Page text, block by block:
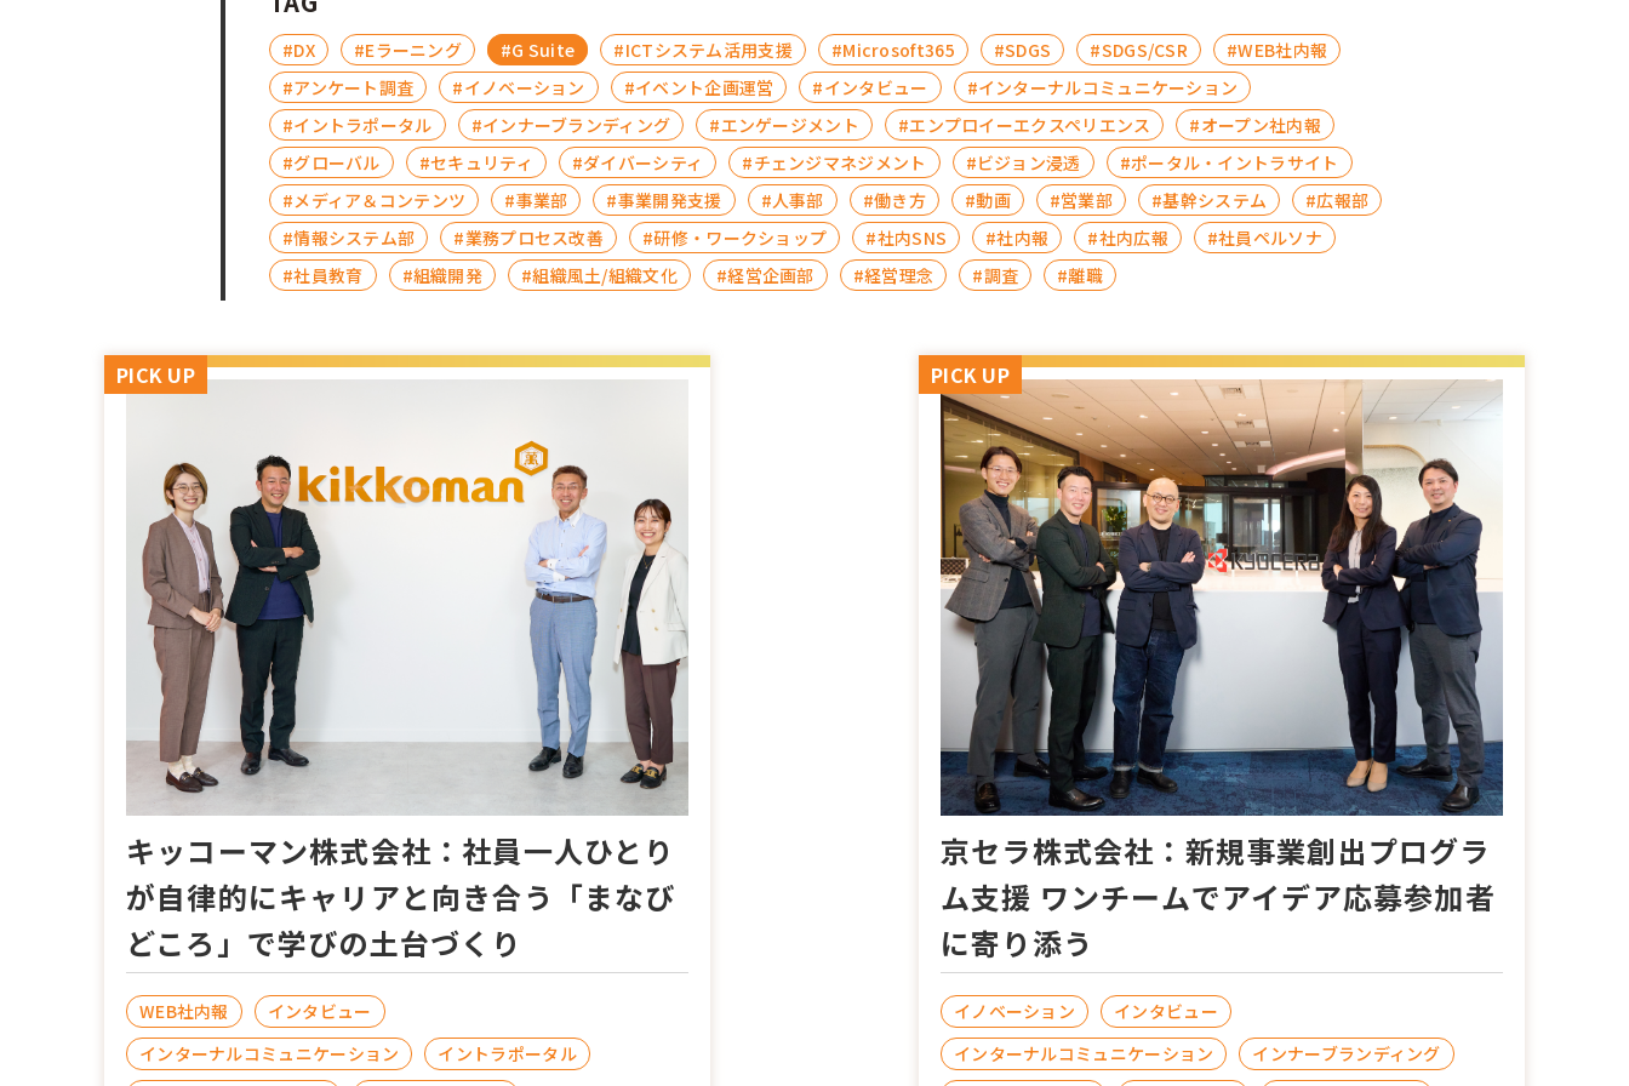
部門
広報 経営企画 人事／人財開発
デジタル／情報システム 事業部 営業／マーケティング
CSR／IR
#DX #Eラーニング #G Suite #ICTシステム活用支援 #Microsoft365 #SDGS #SDGS/CSR
#WEB社内報
#アンケート調査
#イノベーション #イベント企画運営 #インタビュー
#インターナルコミュニケーション
#イントラポータル
#インナーブランディング #エンゲージメント #エンプロイーエクスペリエンス
#オープン社内報
#グローバル
#セキュリティ #ダイバーシティ #チェンジマネジメント #ビジョン浸透
#ポータル・イントラサイト
#メディア＆コンテンツ
#事業部 #事業開発支援 #人事部 #働き方 #動画 #営業部 #基幹システム
#広報部
#情報システム部
#業務プロセス改善 #研修・ワークショップ #社内SNS #社内報 #社内広報
#社員ペルソナ
#社員教育
#組織開発 #組織風土/組織文化 #経営企画部 #経営理念 #調査 #離職
PICK UP
キッコーマン株式会社：社員一人ひとり
が自律的にキャリアと向き合う「まなび
どころ」で学びの土台づくり
WEB社内報
インタビュー
インターナルコミュニケーション
イントラポータル
PICK UP
京セラ株式会社：新規事業創出プログラ
ム支援 ワンチームでアイデア応募参加者
に寄り添う
イノベーション
インタビュー
インターナルコミュニケーション
インナーブランディング